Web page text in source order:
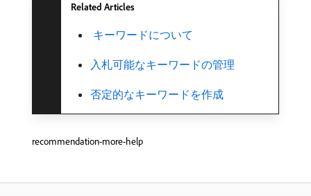
Related Articles
​ キーワードについて
入札可能なキーワードの管理
否定的なキーワードを作成
recommendation-more-help